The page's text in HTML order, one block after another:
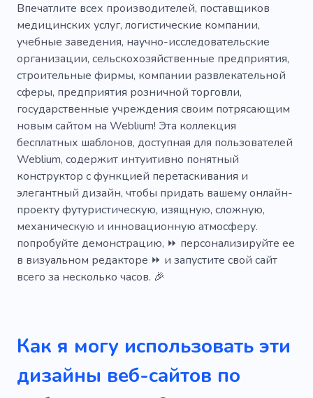
Впечатлите всех производителей, поставщиков
медицинских услуг, логистические компании,
учебные заведения, научно-исследовательские
организации, сельскохозяйственные предприятия,
строительные фирмы, компании развлекательной
сферы, предприятия розничной торговли,
государственные учреждения своим потрясающим
новым сайтом на Weblium! Эта коллекция
бесплатных шаблонов, доступная для пользователей
Weblium, содержит интуитивно понятный
конструктор с функцией перетаскивания и
элегантный дизайн, чтобы придать вашему онлайн-
проекту футуристическую, изящную, сложную,
механическую и инновационную атмосферу.
попробуйте демонстрацию, ⏩ персонализируйте ее
в визуальном редакторе ⏩ и запустите свой сайт
всего за несколько часов. 🎉
Как я могу использовать эти
дизайны веб-сайтов по